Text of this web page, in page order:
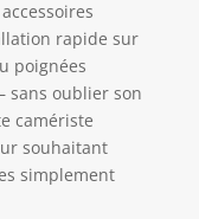
ou
et de
à la
Vous
maintenant
les
même
via
rapide sur
poignées
sans oublier son
camériste
souhaitant
simplement